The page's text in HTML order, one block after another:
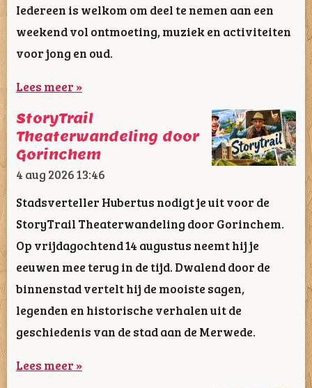
Iedereen is welkom om deel te nemen aan een
weekend vol ontmoeting, muziek en activiteiten
voor jong en oud.
Lees meer »
StoryTrail
Theaterwandeling door
Gorinchem
4 aug 202613:46
Stadsverteller Hubertus nodigt je uit voor de
StoryTrail Theaterwandeling door Gorinchem.
Op vrijdagochtend 14 augustus neemt hij je
eeuwen mee terug in de tijd. Dwalend door de
binnenstad vertelt hij de mooiste sagen,
legenden en historische verhalen uit de
geschiedenis van de stad aan de Merwede.
Lees meer »